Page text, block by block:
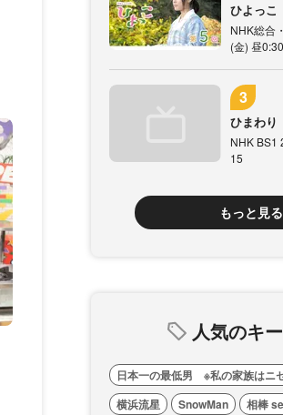
ひよっこ
NHK総合
(金) 昼0:30
ひまわり
NHK BS1
15
もっと見る
人気のキ
日本一の最低男 ※私の家族はニ
横浜流星
SnowMan 相棒